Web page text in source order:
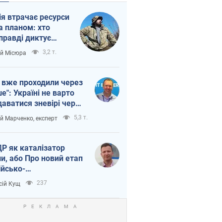
втрачає ресурси
планом: хто
диктує
війни
Місюра 3,2 т.
проходили через
Україні не варто
зневірі через
терор
Марченко, експерт 5,3 т.
як каталізатор
або Про новий етап
Кущ 237